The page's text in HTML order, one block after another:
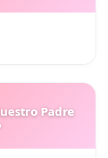
Padre